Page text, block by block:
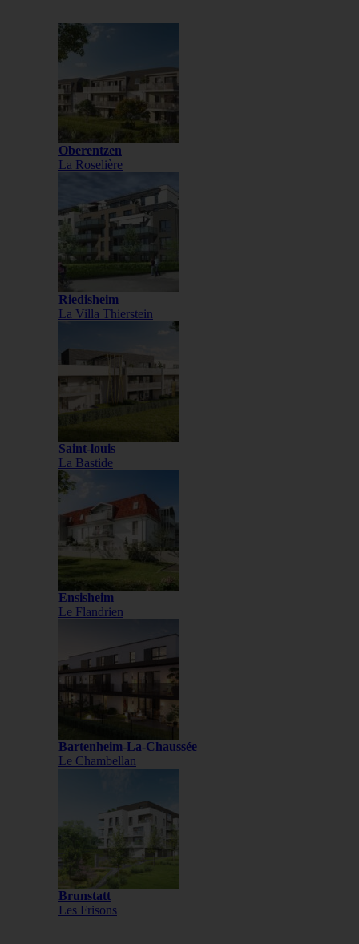
Oberentzen
La Roselière
Riedisheim
La Villa Thierstein
Saint-louis
La Bastide
Ensisheim
Le Flandrien
Bartenheim-La-Chaussée
Le Chambellan
Brunstatt
Les Frisons